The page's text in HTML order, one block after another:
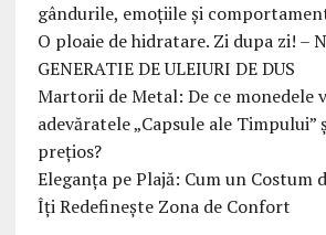
gândurile, emoțiile și
O ploaie de hidratare. Zi dupa zi! –
GENERATIE DE ULEIURI DE DUS
Martorii de Metal: De ce monedele
adevăratele „Capsule ale
prețios?
Eleganța pe Plajă: Cum un Costum
Îți Redefinește Zona de Confort